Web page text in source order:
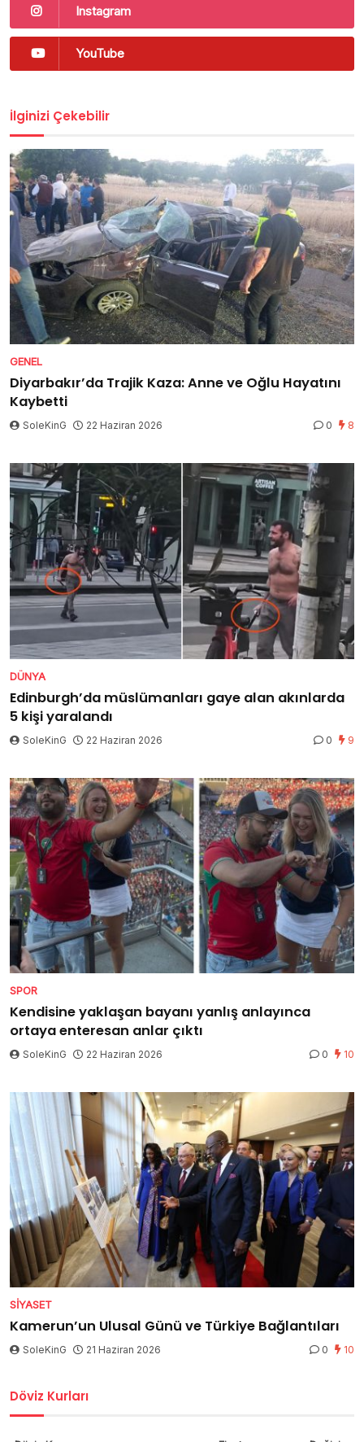
Instagram
YouTube
İlginizi Çekebilir
GENEL
Diyarbakır’da Trajik Kaza: Anne ve Oğlu Hayatını
Kaybetti
SoleKinG 22 Haziran 2026 0 8
DÜNYA
Edinburgh’da müslümanları gaye alan akınlarda
5 kişi yaralandı
SoleKinG 22 Haziran 2026 0 9
SPOR
Kendisine yaklaşan bayanı yanlış anlayınca
ortaya enteresan anlar çıktı
SoleKinG 22 Haziran 2026 0 10
SIYASET
Kamerun’un Ulusal Günü ve Türkiye Bağlantıları
SoleKinG 21 Haziran 2026 0 10
Döviz Kurları